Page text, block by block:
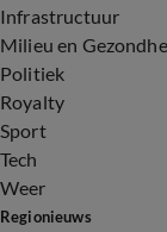
Infrastructuur
Milieu en
Politiek
Royalty
Sport
Tech
Weer
Regionieuws